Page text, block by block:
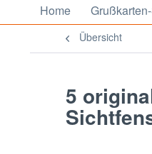
Home
Übersicht
5